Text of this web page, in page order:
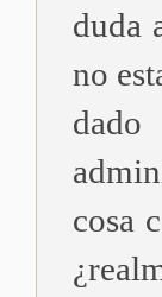
duda
no
cosa